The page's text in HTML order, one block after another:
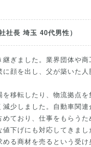
社長 埼玉 40代男性）
継ぎました。業界団体や
顔を出し、父が築いた人
移転したり、物流拠点
少しました。自動車関連
ており、仕事をもらうた
下げにも対応してきま
る商材を売るという受け